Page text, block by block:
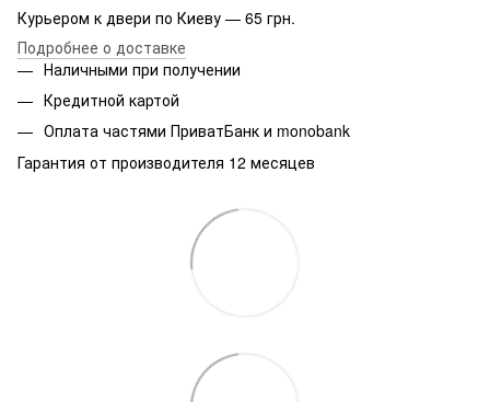
Курьером к двери по Киеву — 65 грн.
Подробнее о доставке
Наличными при получении
Кредитной картой
Оплата частями ПриватБанк и monobank
Гарантия от производителя 12 месяцев